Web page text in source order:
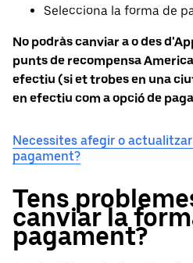
Selecciona la forma de
No podràs canviar a o des
punts de recompensa
efectiu (si et trobes en una
en efectiu com a opció de
Necessites afegir o
pagament?
Tens
canviar la
pagament?